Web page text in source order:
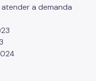
atender a demanda